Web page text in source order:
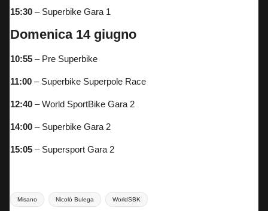
15:30 – Superbike Gara 1
Domenica 14 giugno
10:55 – Pre Superbike
11:00 – Superbike Superpole Race
12:40 – World SportBike Gara 2
14:00 – Superbike Gara 2
15:05 – Supersport Gara 2
Tags:
Misano Nicolò Bulega WorldSBK